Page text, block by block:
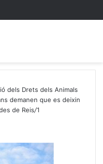
dels Drets dels Animals
demanen que es deixin
de Reis/1